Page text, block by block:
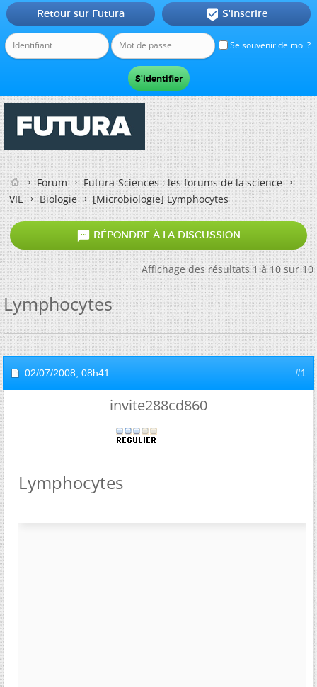
Se souvenir de moi ?
Retour sur Futura  S'inscrire
Forum
Futura-Sciences : les forums de la science
VIE
Biologie [Microbiologie]Lymphocytes
 RÉPONDRE À LA DISCUSSION
Affichage des résultats 1 à 10 sur 10
Lymphocytes
02/07/2008, 08h41 #1
invite288cd860
Lymphocytes